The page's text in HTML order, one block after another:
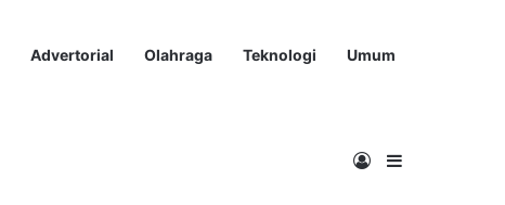
Advertorial Olahraga Teknologi Umum
MasukSidebar